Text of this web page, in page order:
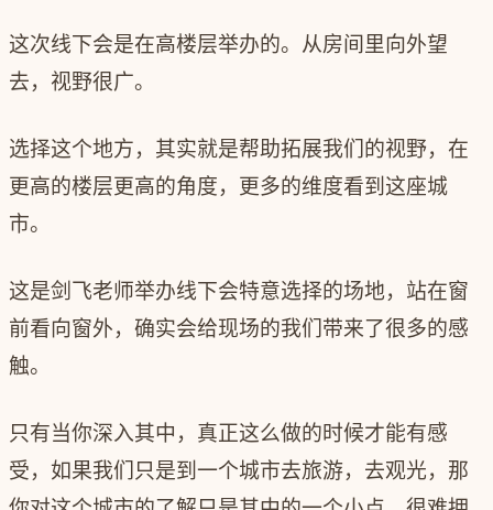
这次线下会是在高楼层举办的。从房间里向外望
去，视野很广。
选择这个地方，其实就是帮助拓展我们的视野，在
更高的楼层更高的角度，更多的维度看到这座城
市。
这是剑飞老师举办线下会特意选择的场地，站在窗
前看向窗外，确实会给现场的我们带来了很多的感
触。
只有当你深入其中，真正这么做的时候才能有感
受，如果我们只是到一个城市去旅游，去观光，那